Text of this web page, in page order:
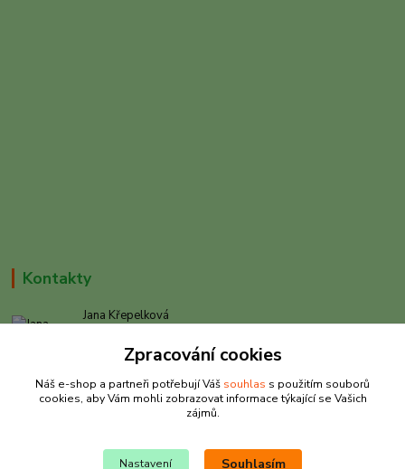
Kontakty
Jana Křepelková
(Po-Pá, 9-17 hod. , So 9-12 hod.)
info@rybarkrepelkova.cz
Zpracování cookies
Náš e-shop a partneři potřebují Váš souhlas s použitím souborů
cookies, aby Vám mohli zobrazovat informace týkající se Vašich
zájmů.
Nastavení Souhlasím